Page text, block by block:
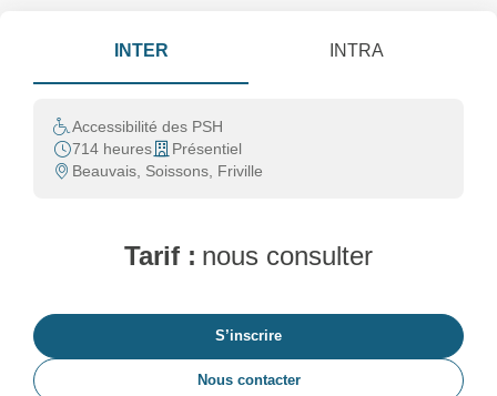
INTER INTRA
Accessibilité des PSH
714 heures
Présentiel
Beauvais, Soissons, Friville
Tarif : nous consulter
S’inscrire
Nous contacter